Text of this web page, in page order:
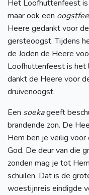
Het Loofhuttenfeest
maar ook een
Heere gedankt voor
gersteoogst. Tijdens
de Joden de Heere
Loofhuttenfeest is
dankt de Heere voor
druivenoogst.
Een soekageeft
brandende zon. De
Hem ben je veilig
God. De deur van die
zonden mag je tot
schuilen. Dat is de
woestijnreis eindigde